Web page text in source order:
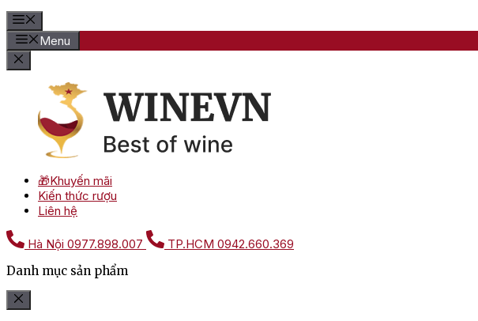
Menu
🎁Khuyến mãi
Kiến thức rượu
Liên hệ
Hà Nội 0977.898.007 TP.HCM 0942.660.369
Danh mục sản phẩm